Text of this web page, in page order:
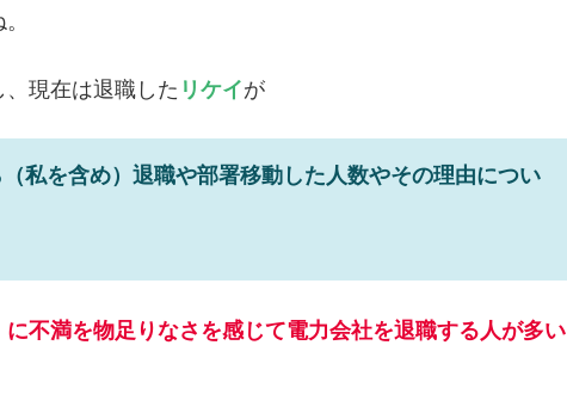
現在は退職した リケイが
私を含め）退職や部署移動した人数やその理由につい
に不満を物足りなさを感じて電力会社を退職する人が多い